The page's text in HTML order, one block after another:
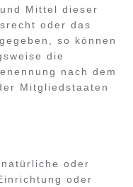
Mittel dieser
oder das
so können
die
nach dem
Mitgliedstaaten
oder
oder